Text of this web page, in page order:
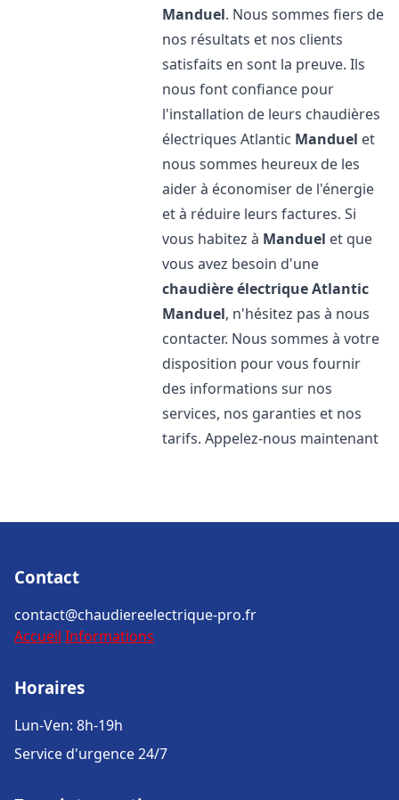
Manduel. Nous sommes fiers de
nos résultats et nos clients
satisfaits en sont la preuve. Ils
nous font confiance pour
l'installation de leurs chaudières
électriques Atlantic Manduel et
nous sommes heureux de les
aider à économiser de l'énergie
et à réduire leurs factures. Si
vous habitez à Manduel et que
vous avez besoin d'une
chaudière électrique Atlantic
Manduel, n'hésitez pas à nous
contacter. Nous sommes à votre
disposition pour vous fournir
des informations sur nos
services, nos garanties et nos
tarifs. Appelez-nous maintenant
Contact
contact@chaudiereelectrique-pro.fr
Accueil Informations
Horaires
Lun-Ven: 8h-19h
Service d'urgence 24/7